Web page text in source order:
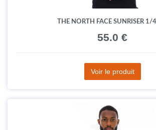
THE NORTH FACE SUNRISER 1/
55.0 €
Voir le produit